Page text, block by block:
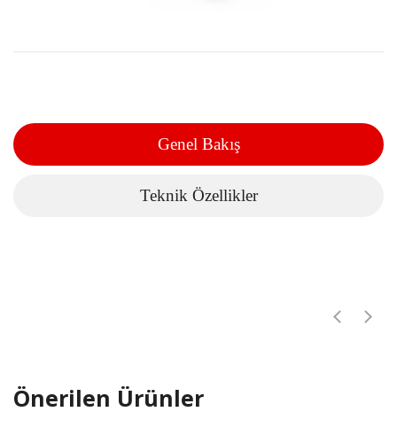
Genel Bakış
Teknik Özellikler
Önerilen Ürünler